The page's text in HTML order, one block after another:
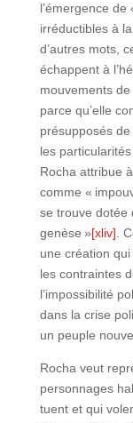
l’émergence de
irréductibles à
d’autres mots,
échappent à
mouvements
parce qu’elle
présupposés de
les
Rocha attribue
comme «
se trouve dotée
genèse »[xliv].
une création
les contraintes
l’impossibilité
dans la crise
un peuple
Rocha veut
personnages
tuent et qui